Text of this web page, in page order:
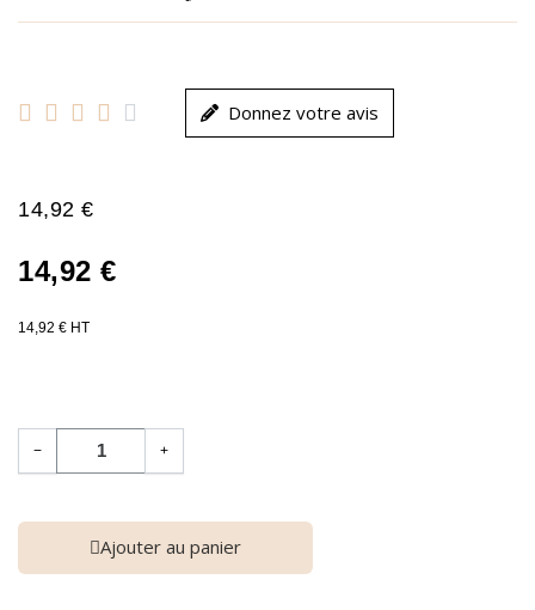
     Donnez votre avis
14,92 €
14,92 €
14,92 € HT
− +
Ajouter au panier